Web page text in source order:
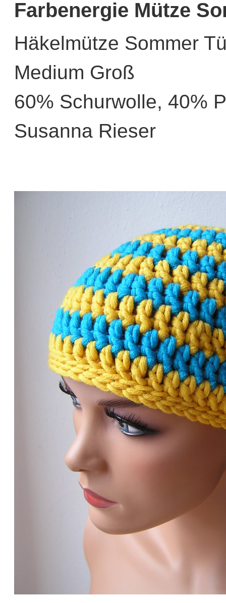
Farbenergie Mütze
Häkelmütze Sommer
Medium Groß
60% Schurwolle, 40%
Susanna Rieser